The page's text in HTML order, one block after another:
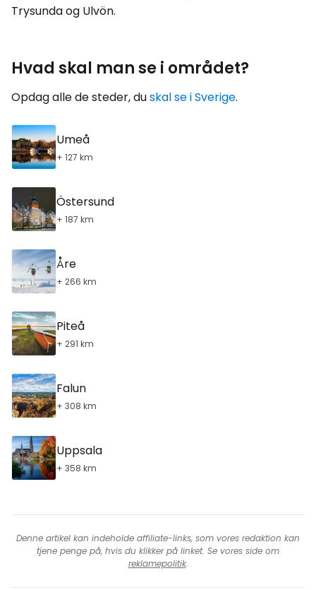
Trysunda og Ulvön.
Hvad skal man se i området?
Opdag alle de steder, duskal se i Sverige.
Umeå
+ 127 km
Östersund
+ 187 km
Åre
+ 266 km
Piteå
+ 291 km
Falun
+ 308 km
Uppsala
+ 358 km
Denne artikel kan indeholde affiliate-links, som vores redaktion kan
tjene penge på, hvis du klikker på linket. Se vores side om
reklamepolitik.